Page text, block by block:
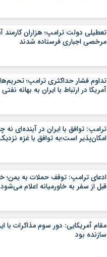
تعطیلی دولت ترامپ؛ هزاران کارمند
مرخصی اجباری فرستاده شدند
تداوم فشار حداکثری ترامپ؛
آمریکا در ارتباط با ایران به بهانه نفتی
ترامپ: توافق با ایران در آینده‌ای نه
امکان‌پذیر است؛به توافق با غزه
ادعای ترامپ: توقف حملات به یمن؛
قبل از سفر به خاورمیانه اعلام
مقام آمریکایی: دور سوم مذاکرات با
سازنده بود